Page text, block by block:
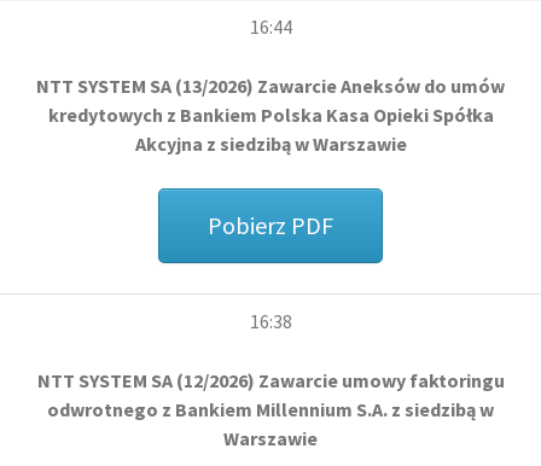
16:44
NTT SYSTEM SA (13/2026) Zawarcie Aneksów do umów
kredytowych z Bankiem Polska Kasa Opieki Spółka
Akcyjna z siedzibą w Warszawie
Pobierz PDF
16:38
NTT SYSTEM SA (12/2026) Zawarcie umowy faktoringu
odwrotnego z Bankiem Millennium S.A. z siedzibą w
Warszawie